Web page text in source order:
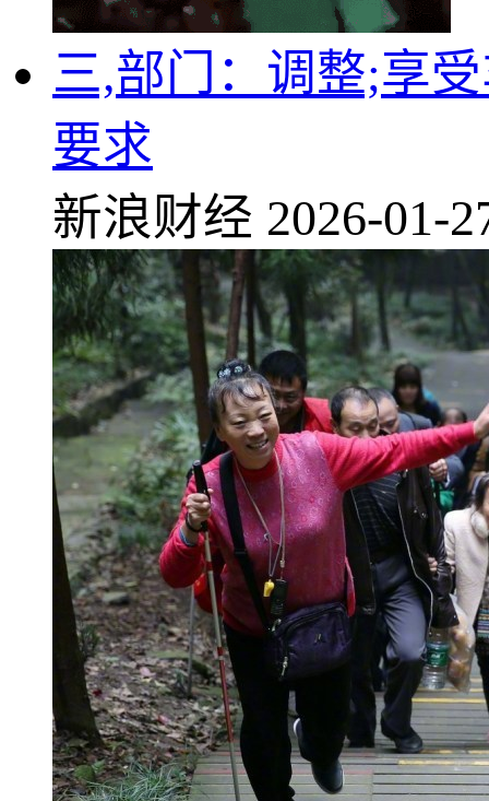
三,部门：调整;享
要求
新浪财经 2026-01-